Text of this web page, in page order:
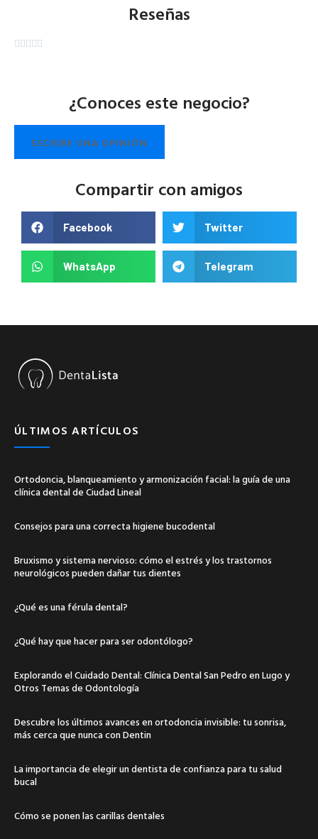
Reseñas
    
¿Conoces este negocio?
ESCRIBE UNA OPINIÓN
Compartir con amigos
Facebook Twitter
WhatsApp Telegram
ÚLTIMOS ARTÍCULOS
Ortodoncia, blanqueamiento y armonización facial: la guía de una
clínica dental de Ciudad Lineal
Consejos para una correcta higiene bucodental
Bruxismo y sistema nervioso: cómo el estrés y los trastornos
neurológicos pueden dañar tus dientes
¿Qué es una férula dental?
¿Qué hay que hacer para ser odontólogo?
Explorando el Cuidado Dental: Clínica Dental San Pedro en Lugo y
Otros Temas de Odontología
Descubre los últimos avances en ortodoncia invisible: tu sonrisa,
más cerca que nunca con Dentin
La importancia de elegir un dentista de confianza para tu salud
bucal
Cómo se ponen las carillas dentales